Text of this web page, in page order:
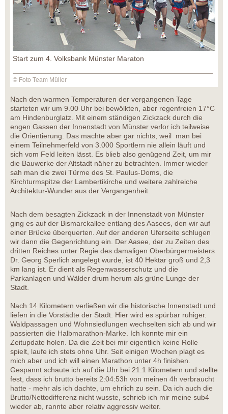
Start zum 4. Volksbank Münster Maraton
© Foto Team Müller
Nach den warmen Temperaturen der vergangenen Tage
starteten wir um 9.00 Uhr bei bewölkten, aber regenfreien 17°C
am Hindenburglatz. Mit einem ständigen Zickzack durch die
engen Gassen der Innenstadt von Münster verlor ich teilweise
die Orientierung. Das machte aber gar nichts, weil man bei
einem Teilnehmerfeld von 3.000 Sportlern nie allein läuft und
sich vom Feld leiten lässt. Es blieb also genügend Zeit, um mir
die Bauwerke der Altstadt näher zu betrachten. Immer wieder
sah man die zwei Türme des St. Paulus-Doms, die
Kirchturmspitze der Lambertikirche und weitere zahlreiche
Architektur-Wunder aus der Vergangenheit.
Nach dem besagten Zickzack in der Innenstadt von Münster
ging es auf der Bismarckallee entlang des Aasees, den wir auf
einer Brücke überquerten. Auf der anderen Uferseite schlugen
wir dann die Gegenrichtung ein. Der Aasee, der zu Zeiten des
dritten Reiches unter Regie des damaligen Oberbürgermeisters
Dr. Georg Sperlich angelegt wurde, ist 40 Hektar groß und 2,3
km lang ist. Er dient als Regenwasserschutz und die
Parkanlagen und Wälder drum herum als grüne Lunge der
Stadt.
Nach 14 Kilometern verließen wir die historische Innenstadt und
liefen in die Vorstädte der Stadt. Hier wird es spürbar ruhiger.
Waldpassagen und Wohnsiedlungen wechselten sich ab und wir
passierten die Halbmarathon-Marke. Ich konnte mir ein
Zeitupdate holen. Da die Zeit bei mir eigentlich keine Rolle
spielt, laufe ich stets ohne Uhr. Seit einigen Wochen plagt es
mich aber und ich will einen Marathon unter 4h finishen.
Gespannt schaute ich auf die Uhr bei 21.1 Kilometern und stellte
fest, dass ich brutto bereits 2:04:53h von meinen 4h verbraucht
hatte - mehr als ich dachte, um ehrlich zu sein. Da ich auch die
Brutto/Nettodifferenz nicht wusste, schrieb ich mir meine sub4
wieder ab, rannte aber relativ aggressiv weiter.